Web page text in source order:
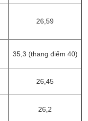
26,59
35,3 (thang điểm 40)
26,45
26,2